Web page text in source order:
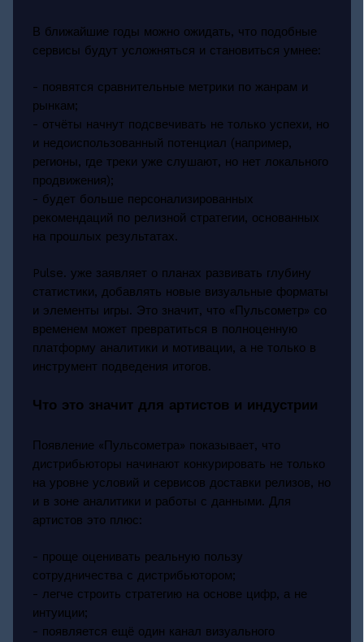
В ближайшие годы можно ожидать, что подобные
сервисы будут усложняться и становиться умнее:
- появятся сравнительные метрики по жанрам и
рынкам;
- отчёты начнут подсвечивать не только успехи, но
и недоиспользованный потенциал (например,
регионы, где треки уже слушают, но нет локального
продвижения);
- будет больше персонализированных
рекомендаций по релизной стратегии, основанных
на прошлых результатах.
Pulse. уже заявляет о планах развивать глубину
статистики, добавлять новые визуальные форматы
и элементы игры. Это значит, что «Пульсометр» со
временем может превратиться в полноценную
платформу аналитики и мотивации, а не только в
инструмент подведения итогов.
Что это значит для артистов и индустрии
Появление «Пульсометра» показывает, что
дистрибьюторы начинают конкурировать не только
на уровне условий и сервисов доставки релизов, но
и в зоне аналитики и работы с данными. Для
артистов это плюс:
- проще оценивать реальную пользу
сотрудничества с дистрибьютором;
- легче строить стратегию на основе цифр, а не
интуиции;
- появляется ещё один канал визуального